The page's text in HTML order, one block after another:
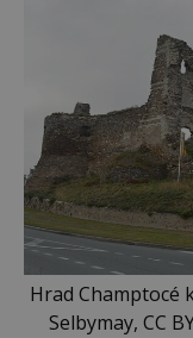
Hrad Champtocé
Selbymay, CC